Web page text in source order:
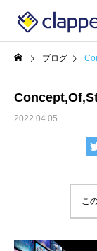
ブログ
2022.04.05
こ